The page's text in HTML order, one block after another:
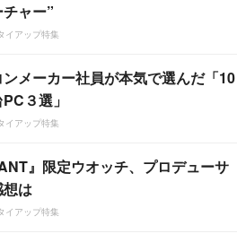
ャー”
イアップ特集
メーカー社員が本気で選んだ「10
３選」
イアップ特集
』限定ウオッチ、プロデューサ
想は
イアップ特集